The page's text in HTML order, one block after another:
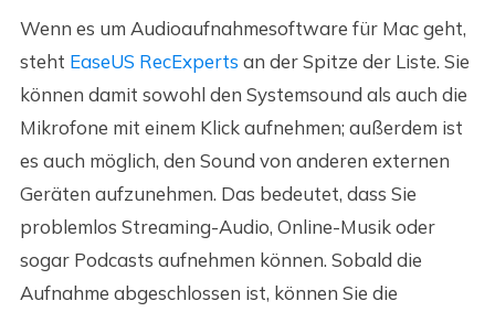
Wenn es um Audioaufnahmesoftware für Mac geht,
steht EaseUS RecExperts an der Spitze der Liste. Sie
können damit sowohl den Systemsound als auch die
Mikrofone mit einem Klick aufnehmen; außerdem ist
es auch möglich, den Sound von anderen externen
Geräten aufzunehmen. Das bedeutet, dass Sie
problemlos Streaming-Audio, Online-Musik oder
sogar Podcasts aufnehmen können. Sobald die
Aufnahme abgeschlossen ist, können Sie die